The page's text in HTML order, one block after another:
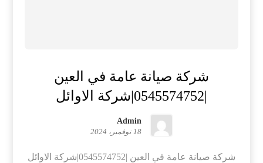
شركة صيانة عامة في العين
Admin
18 نوفمبر، 2024
شركة صيانة عامة في العين |0545574752|شركة الاوائل